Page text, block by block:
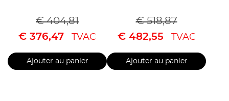
€404,81
€ 376,47 TVAC
Ajouter au panier
€518,87
€482,55 TVAC
Ajouter au panier